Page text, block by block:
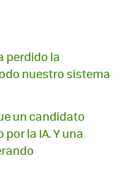
perdido la
nuestro sistema
un candidato
la IA. Y una